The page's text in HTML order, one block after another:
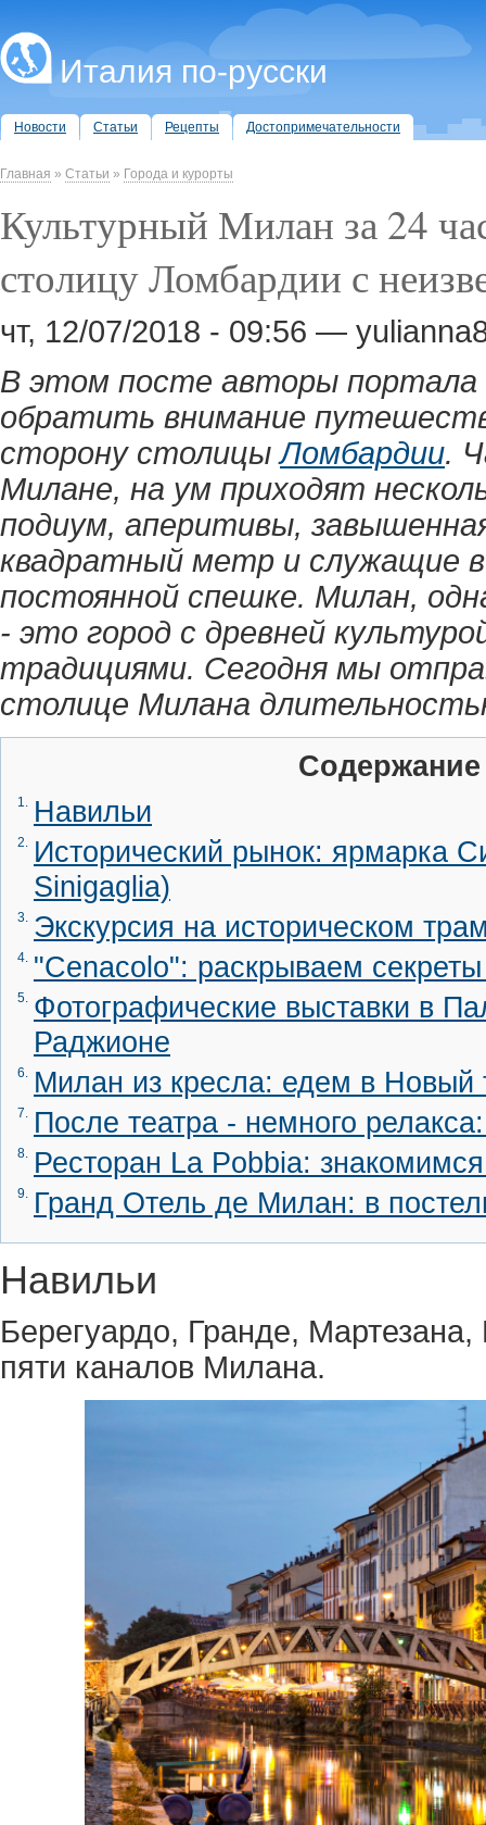
Италия по-русски
Новости Статьи Рецепты Достопримечательности
Главная » Статьи » Города и курорты
Культурный Милан за 24
столицу Ломбардии с
чт, 12/07/2018 - 09:56 —
В этом посте авторы портала
обратить внимание
сторону столицыЛомбардии.
Милане, на ум приходят
подиум, аперитивы,
квадратный метр и служащие
постоянной спешке. Милан,
- это город с древней
традициями. Сегодня мы
столице Милана
Содержание
1. Навильи
2.
Исторический рынок: ярмарка
Sinigaglia)
3. Экскурсия на историческом
4. "Cenacolo": раскрываем
5.
Фотографические выставки в
Раджионе
6. Милан из кресла: едем в Новый
7. После театра - немного
8. Ресторан La Pobbia:
9. Гранд Отель де Милан: в
Навильи
Берегуардо, Гранде,
пяти каналов Милана.